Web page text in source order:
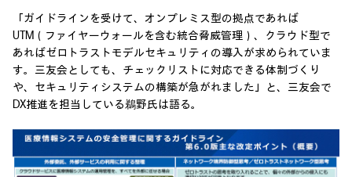
「ガイドラインを受けて、オンプレミス型の拠点であれば
UTM（ファイヤーウォールを含む統合脅威管理）、クラウド型で
あればゼロトラストモデルセキュリティの導入が求められていま
す。三友会としても、チェックリストに対応できる体制づくり
や、セキュリティシステムの構築が急がれました」と、三友会で
DX推進を担当している鵜野氏は語る。